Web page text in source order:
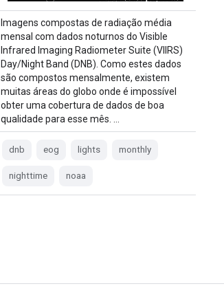
Imagens compostas de radiação média
mensal com dados noturnos do Visible
Infrared Imaging Radiometer Suite (VIIRS)
Day/Night Band (DNB). Como estes dados
são compostos mensalmente, existem
muitas áreas do globo onde é impossível
obter uma cobertura de dados de boa
qualidade para esse mês. …
dnb eog lights monthly
nighttime noaa